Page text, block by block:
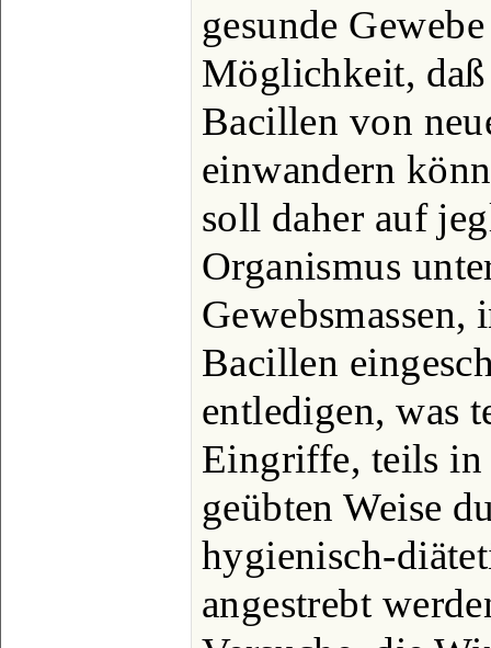
gesunde
Möglichkeit,
Bacillen von
einwandern
soll daher auf
Organismus
Bacillen
entledigen, was
Eingriffe, teils in
geübten Weise
hygienisch-
angestrebt